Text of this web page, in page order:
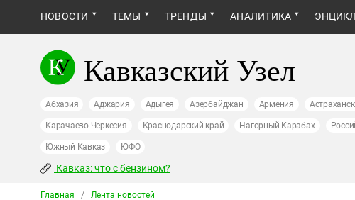
НОВОСТИ ТЕМЫ ТРЕНДЫ АНАЛИТИКА
Кавказский Узел
Абхазия Аджария Адыгея Азербайджан Армения
Карачаево-Черкесия Краснодарский край Нагорный Карабах
Южный Кавказ ЮФО
Кавказ: что с бензином?
Главная / Лента новостей